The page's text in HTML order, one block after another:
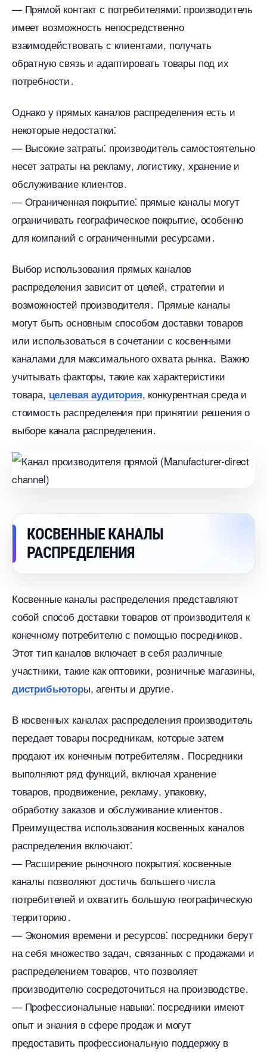
— Прямой контакт с потребителями⁚ производитель
имеет возможность непосредственно
заимодействовать с клиентами, получать
обратную связь и адаптировать товары под их
потребности․
Однако у прямых каналов распределения есть и
некоторые недостатки⁚
— Высокие затраты⁚ производитель самостоятельно
несет затраты на рекламу, логистику, хранение и
обслуживание клиентов․
— Ограниченная покрытие⁚ прямые каналы могут
ограничивать географическое покрытие, особенно
для компаний с ограниченными ресурсами․
ыбор использования прямых канало
распределения зависит от целей, стратегии и
озможностей производителя․ Прямые каналы
могут быть основным способом доставки товаро
или использоваться в сочетании с косвенными
каналами для максимального охвата рынка․ Важно
учитывать факторы, такие как характеристики
товара, целевая аудитория, конкурентная среда и
стоимость распределения при принятии решения о
ыборе канала распределения․
КОСВЕННЫЕ КАНАЛЫ
РАСПРЕДЕЛЕНИЯ
Косвенные каналы распределения представляют
собой способ доставки товаров от производителя к
конечному потребителю с помощью посредников․
Этот тип каналов включает в себя различные
участники, такие как оптовики, розничные магазины,
дистрибьюторы, агенты и другие․
косвенных каналах распределения производитель
передает товары посредникам, которые затем
продают их конечным потребителям․ Посредники
ыполняют ряд функций, включая хранение
товаров, продвижение, рекламу, упаковку,
обработку заказов и обслуживание клиентов․
Преимущества использования косвенных канало
распределения включают⁚
— Расширение рыночного покрытия⁚ косвенные
каналы позволяют достичь большего числа
потребителей и охватить большую географическую
территорию․
— Экономия времени и ресурсов⁚ посредники берут
на себя множество задач, связанных с продажами и
распределением товаров, что позволяет
производителю сосредоточиться на производстве․
— Профессиональные навыки⁚ посредники имеют
опыт и знания в сфере продаж и могут
предоставить профессиональную поддержку